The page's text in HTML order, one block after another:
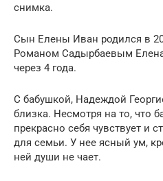
снимка.
Сын Елены Иван родился в
Романом Садырбаевым
через 4 года.
С бабушкой, Надеждой
близка. Несмотря на то, что
прекрасно себя чувствует и
для семьи. У нее ясный ум,
ней души не чает.